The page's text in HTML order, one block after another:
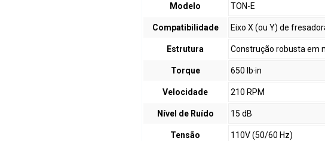
Modelo TON-E
Compatibilidade Eixo X (ou Y) de
Estrutura Construção robusta em
Torque 650 lb·in
Velocidade 210 RPM
Nível de Ruído 15 dB
Tensão 110V (50/60 Hz)